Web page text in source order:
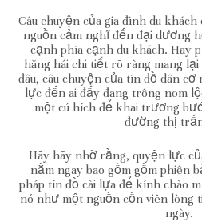
Câu chuyện của gia đình du
nguồn cảm nghĩ đến đại dương
cạnh phía cạnh du khách. Hãy
hăng hái chi tiết rõ ràng mang
đâu, câu chuyện của tín đồ dân
lực đến ai đấy đang trông nom
một cú hích để khai trương
đường thị
Hãy hãy nhờ rằng, quyện lực
nằm ngay bao gồm gồm phiên
pháp tín đồ cài lựa để kính chào
nó như một nguồn cồn viên lòng
ngày.